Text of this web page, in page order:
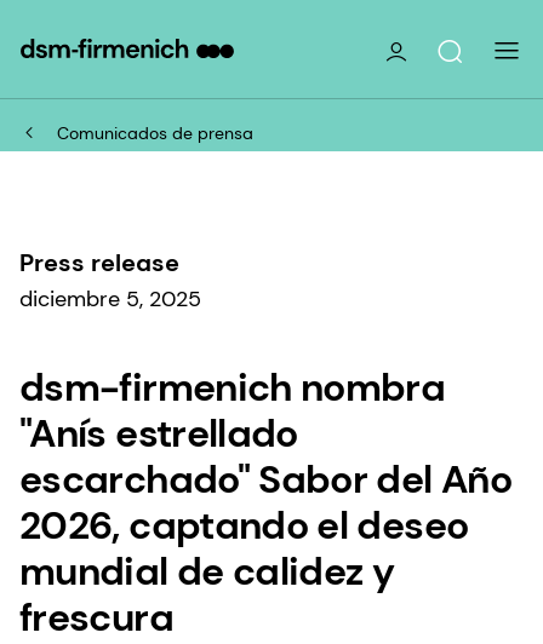
Comunicados de prensa
Press release
diciembre 5, 2025
dsm-firmenich nombra
"Anís estrellado
escarchado" Sabor del Año
2026, captando el deseo
mundial de calidez y
frescura